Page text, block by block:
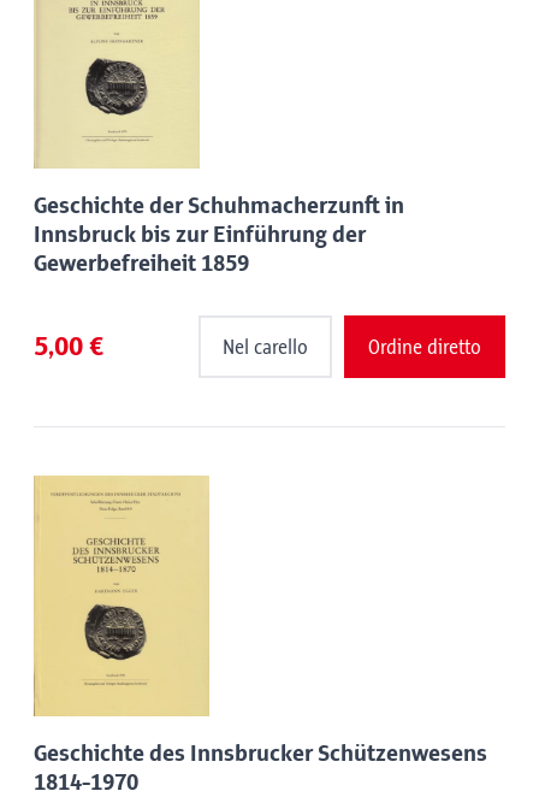
Geschichte der Schuhmacherzunft in
Innsbruck bis zur Einführung der
Gewerbefreiheit 1859
5,00 € Nel carello Ordine diretto
Geschichte des Innsbrucker Schützenwesens
1814-1970